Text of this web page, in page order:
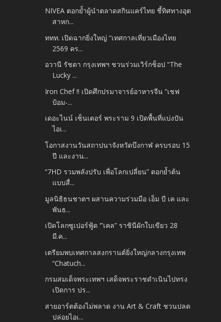
NIVEA ตอกย้ำผู้นำตลาดสกินแคร์ไทย ชี้ทิศทางอุต
สาหก...
ททท. เปิดฉากยิ่งใหญ่ “เทศกาลเที่ยวเมืองไทย
2569 คร...
อวานี รัชดา กรุงเทพฯ ชวนร่วมเวิร์กช็อป “The
Lucky ...
Iron Chef !! เปิดศึกปรมาจารย์อาหารจีน “เชฟ
ป้อม-...
เดอะไนน์ เซ็นเตอร์ พระราม 9 เปิดพื้นที่แบ่งปัน
ไอเ...
โอกาสงานวันสถาปนาจังหวัดบึงกาฬ ครบรอบ 15
ปี และงาน...
“7HD รวมพลังปรับ เพื่อโลกเปลี่ยน” ตอกย้ำต้น
แบบสื่...
มูลนิธิธนชาตฯ ผสานความร่วมมือ เอ็ม บี เค และ
พันธ...
เปิดโลกซูเปอร์ฟู้ด ‘”เคล” ราชินีผักใบเขียว 28
มี.ค...
เตรียมพบเทศกาลสงกรานต์ยิ่งใหญ่กลางกรุงเทพ
“Chatuch...
กรมสมเด็จพระเทพฯ เสด็จพระราชดำเนินไปทรง
เปิดการ ปร...
สายอาร์ตต้องไม่พลาด งาน Art & Craft ชวนปลด
ปล่อยไอเ...